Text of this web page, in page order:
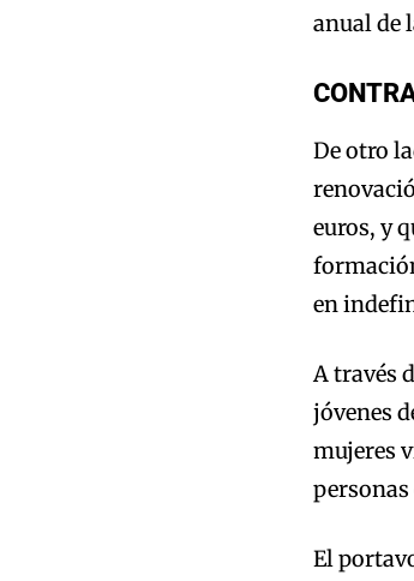
anual de
De otro
euros, y
en
A través
jóvenes
mujeres
El